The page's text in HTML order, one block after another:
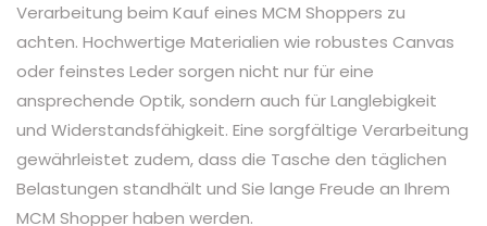
Verarbeitung beim Kauf eines MCM Shoppers zu
achten. Hochwertige Materialien wie robustes Canvas
oder feinstes Leder sorgen nicht nur für eine
ansprechende Optik, sondern auch für Langlebigkeit
und Widerstandsfähigkeit. Eine sorgfältige Verarbeitung
gewährleistet zudem, dass die Tasche den täglichen
Belastungen standhält und Sie lange Freude an Ihrem
MCM Shopper haben werden.